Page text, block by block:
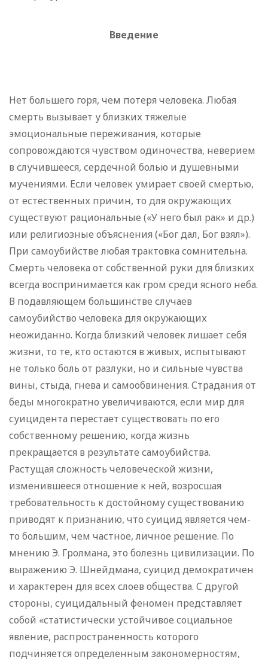
Введение
Нет большего горя, чем потеря человека. Любая
смерть вызывает у близких тяжелые
эмоциональные переживания, которые
сопровождаются чувством одиночества, неверием
в случившееся, сердечной болью и душевными
мучениями. Если человек умирает своей смертью,
от естественных причин, то для окружающих
существуют рациональные («У него был рак» и др.)
или религиозные объяснения («Бог дал, Бог взял»).
При самоубийстве любая трактовка сомнительна.
Смерть человека от собственной руки для близких
всегда воспринимается как гром среди ясного неба.
В подавляющем большинстве случаев
самоубийство человека для окружающих
неожиданно. Когда близкий человек лишает себя
жизни, то те, кто остаются в живых, испытывают
не только боль от разлуки, но и сильные чувства
вины, стыда, гнева и самообвинения. Страдания от
беды многократно увеличиваются, если мир для
суицидента перестает существовать по его
собственному решению, когда жизнь
прекращается в результате самоубийства.
Растущая сложность человеческой жизни,
изменившееся отношение к ней, возросшая
требовательность к достойному существованию
приводят к признанию, что суицид является чем-
то большим, чем частное, личное решение. По
мнению Э. Гролмана, это болезнь цивилизации. По
выражению Э. Шнейдмана, суицид демократичен
и характерен для всех слоев общества. С другой
стороны, суицидальный феномен представляет
собой «статистически устойчивое социальное
явление, распространенность которого
подчиняется определенным закономерностям,